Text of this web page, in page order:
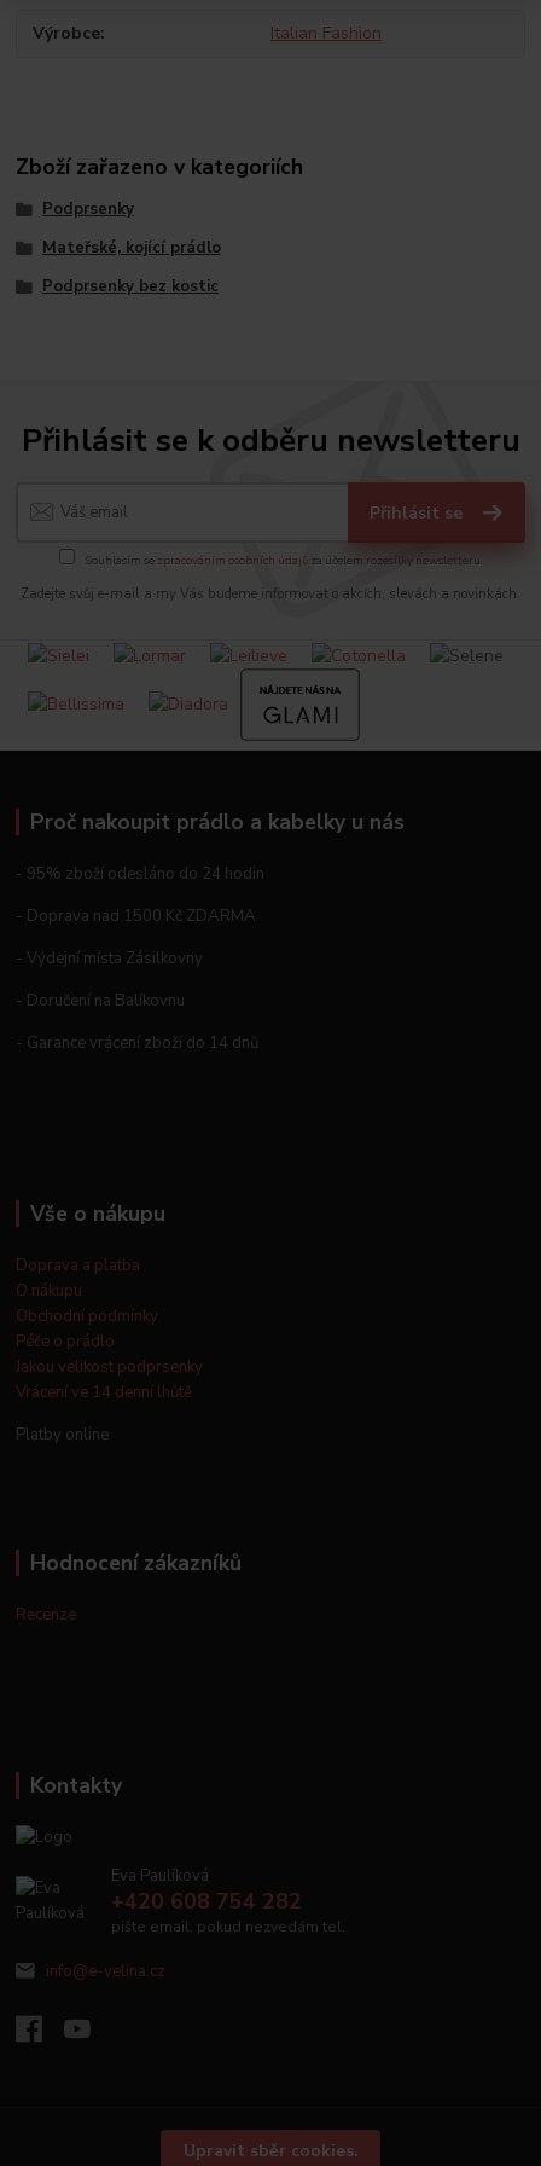
Výrobce Italian Fashion
Zboží zařazeno v kategoriích
Podprsenky
Mateřské, kojící prádlo
Podprsenky bez kostic
Přihlásit se k odběru newsletteru
Přihlásit se
Souhlasím se zpracováním osobních údajů za účelem rozesílky newsletteru.
Zadejte svůj e-mail a my Vás budeme informovat o akcích, slevách a novinkách.
Proč nakoupit prádlo a kabelky u nás
- 95% zboží odesláno do 24 hodin
- Doprava nad 1500 Kč ZDARMA
- Výdejní místa Zásilkovny
- Doručení na Balíkovnu
- Garance vrácení zboží do 14 dnů
Vše o nákupu
Doprava a platba
O nákupu
Obchodní podmínky
Péče o prádlo
Jakou velikost podprsenky
Vrácení ve 14 denní lhůtě
Platby online
Hodnocení zákazníků
Recenze
Kontakty
Eva Paulíková
+420 608 754 282
pište email, pokud nezvedám tel.
info@e-velina.cz
Upravit sběr cookies.